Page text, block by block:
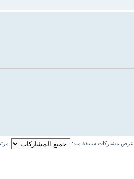
عرض مشاركات سابقة منذ: